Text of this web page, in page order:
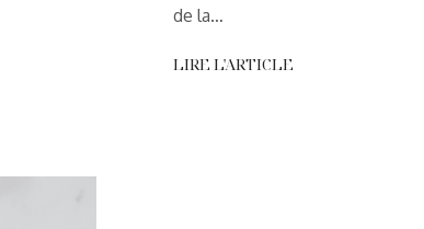
de la…
LIRE L'ARTICLE